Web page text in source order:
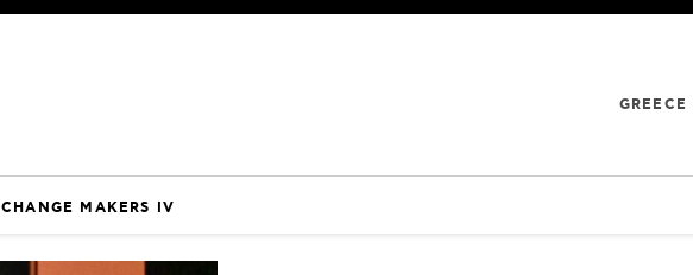
GREECE
CHANGE MAKERS IV